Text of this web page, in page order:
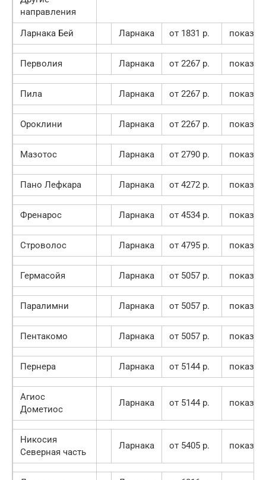
направления
Ларнака Бей
Ларнака от 1831 p.
Перволия Ларнака от 2267 p.
Пила Ларнака от 2267 p.
Ороклини Ларнака от 2267 p.
Мазотос Ларнака от 2790 p.
Пано Лефкара Ларнака от 4272 p.
Френарос Ларнака от 4534 p.
Строволос Ларнака от 4795 p.
Гермасойя Ларнака от 5057 p.
Паралимни Ларнака от 5057 p.
Пентакомо Ларнака от 5057 p.
Пернера Ларнака от 5144 p.
Агиос
Дометиос
Ларнака от 5144 p.
Никосия
Cеверная часть
Ларнака от 5405 p.